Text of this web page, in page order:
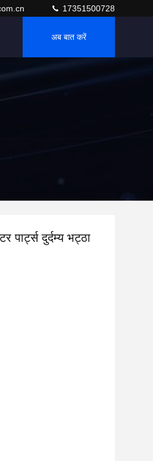
17351500728
अब बात करें
पार्ट्स दुर्दम्य भट्ठा